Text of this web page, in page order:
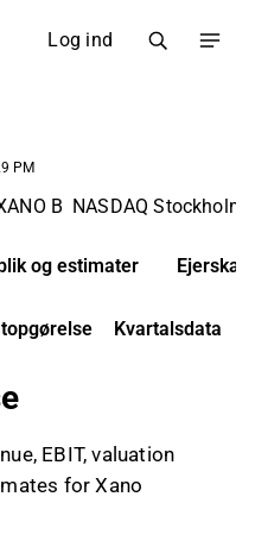
Log ind
PM
B NASDAQ Stockholm
og estimater Ejerskab
Kvartalsdata
EBIT, valuation
for Xano